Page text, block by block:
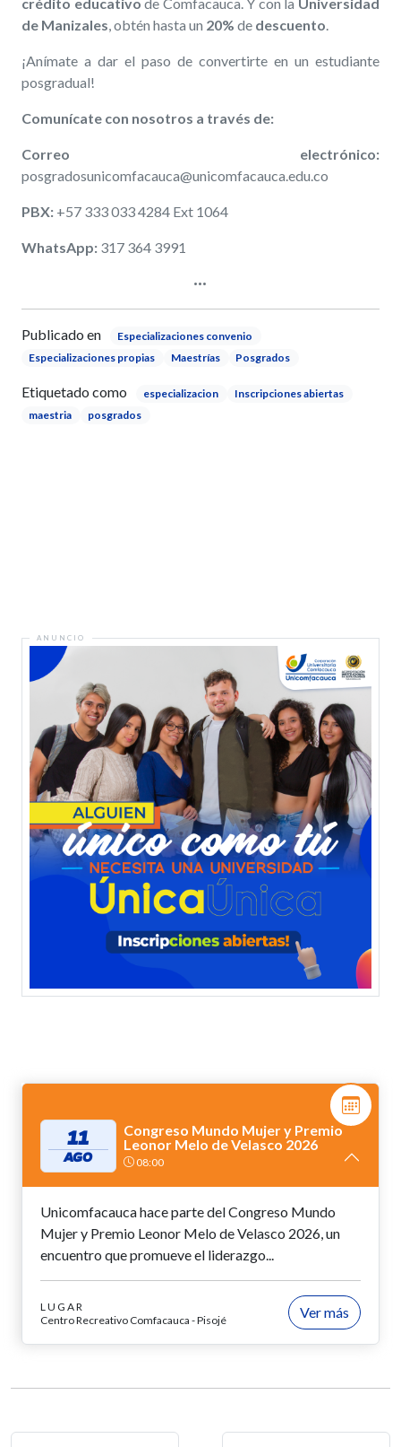
de Manizales , obtén hasta un 20% de descuento
¡Anímate a dar el paso de convertirte en un estudiante
posgradual!
Comunícate con nosotros a través de:
Correo electrónico:
posgradosunicomfacauca@unicomfacauca.edu.co
PBX: +57 333 033 4284 Ext 1064
WhatsApp: 317 364 3991
Publicado en
​​​​​​​Especializaciones convenio
Especializaciones propias
Maestrías Posgrados
Etiquetado como especializacion
Inscripciones abiertas
maestria
posgrados
11
AGO
Congreso Mundo Mujer y Premio
Leonor Melo de Velasco 2026
08:00
Unicomfacauca hace parte del Congreso Mundo
Mujer y Premio Leonor Melo de Velasco 2026, un
encuentro que promueve el liderazgo...
LUGAR
Centro Recreativo Comfacauca - Pisojé
Ver más